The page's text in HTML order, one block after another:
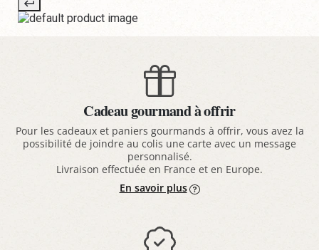
Cadeau gourmand à offrir
Pour les cadeaux et paniers gourmands à offrir, vous avez la
possibilité de joindre au colis une carte avec un message
personnalisé.
Livraison effectuée en France et en Europe.
En savoir plus